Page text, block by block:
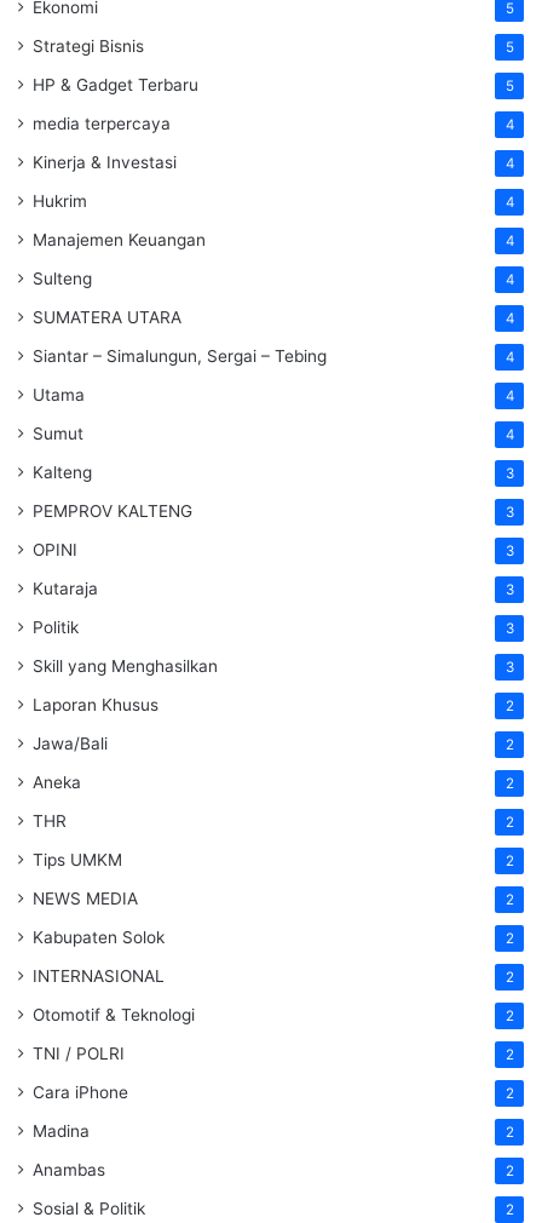
Ekonomi 5
Strategi Bisnis 5
HP & Gadget Terbaru 5
media terpercaya 4
Kinerja & Investasi 4
Hukrim 4
Manajemen Keuangan 4
Sulteng 4
SUMATERA UTARA 4
Siantar – Simalungun, Sergai – Tebing 4
Utama 4
Sumut 4
Kalteng 3
PEMPROV KALTENG 3
OPINI 3
Kutaraja 3
Politik 3
Skill yang Menghasilkan 3
Laporan Khusus 2
Jawa/Bali 2
Aneka 2
THR 2
Tips UMKM 2
NEWS MEDIA 2
Kabupaten Solok 2
INTERNASIONAL 2
Otomotif & Teknologi 2
TNI / POLRI 2
Cara iPhone 2
Madina 2
Anambas 2
Sosial & Politik 2